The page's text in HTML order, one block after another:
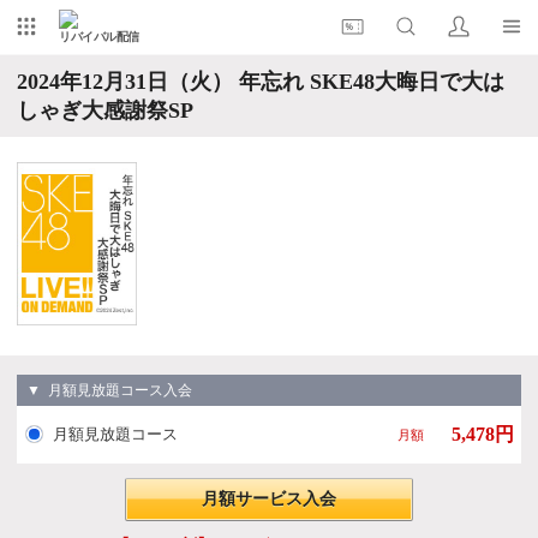
リバイバル配信
2024年12月31日（火） 年忘れ SKE48大晦日で大は
しゃぎ大感謝祭SP
▼ 月額見放題コース入会
月額見放題コース 月額 5,478円
月額サービス入会